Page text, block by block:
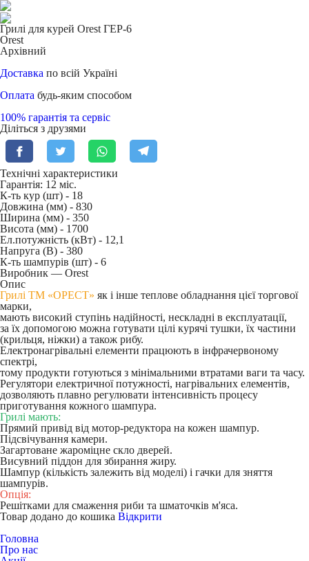
Грилі для курей Orest ГЕР-6
Orest
Архівний
Доставка по всій Україні
Оплата будь-яким способом
100% гарантія та сервіс
Діліться з друзями
Технічні характеристики
Гарантія: 12 міс.
К-ть кур (шт) - 18
Довжина (мм) - 830
Ширина (мм) - 350
Висота (мм) - 1700
Ел.потужність (кВт) - 12,1
Напруга (В) - 380
К-ть шампурів (шт) - 6
Виробник — Orest
Опис
Грилі ТМ «ОРЕСТ» як і інше теплове обладнання цієї торгової
марки,
мають високий ступінь надійності, нескладні в експлуатації,
за їх допомогою можна готувати цілі курячі тушки, їх частини
(крильця, ніжки) а також рибу.
Електронагрівальні елементи працюють в інфрачервоному
спектрі,
тому продукти готуються з мінімальними втратами ваги та часу.
Регулятори електричної потужності, нагрівальних елементів,
дозволяють плавно регулювати інтенсивність процесу
приготування кожного шампура.
Грилі мають:
Прямий привід від мотор-редуктора на кожен шампур.
Підсвічування камери.
Загартоване жароміцне скло дверей.
Висувний піддон для збирання жиру.
Шампур (кількість залежить від моделі) і гачки для зняття
шампурів.
Опція:
Решітками для смаження риби та шматочків м'яса.
Товар додано до кошика Відкрити
Головна
Про нас